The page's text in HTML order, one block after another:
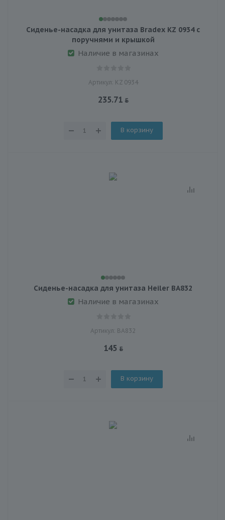
Сиденье-насадка для унитаза Bradex KZ 0934 с
поручнями и крышкой
Наличие в магазинах
Артикул: KZ 0934
235.71
В корзину
Сиденье-насадка для унитаза Heiler ВА832
Наличие в магазинах
Артикул: ВА832
145
В корзину